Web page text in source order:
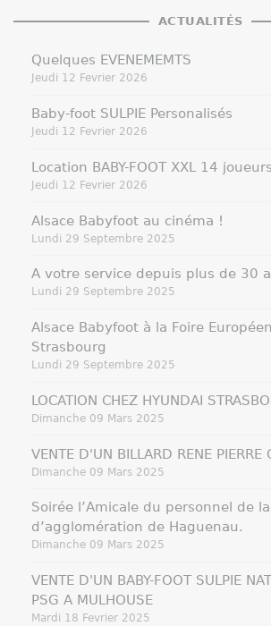
ACTUALITÉS
Quelques EVENEMEMTS
Jeudi 12 Fevrier 2026
Baby-foot SULPIE Personalisés
Jeudi 12 Fevrier 2026
Location BABY-FOOT XXL 14 joueurs
Jeudi 12 Fevrier 2026
Alsace Babyfoot au cinéma !
Lundi 29 Septembre 2025
A votre service depuis plus de 30
Lundi 29 Septembre 2025
Alsace Babyfoot à la Foire
Strasbourg
Lundi 29 Septembre 2025
LOCATION CHEZ HYUNDAI
Dimanche 09 Mars 2025
VENTE D'UN BILLARD RENE PIERRE
Dimanche 09 Mars 2025
Soirée l’Amicale du personnel de
d’agglomération de Haguenau.
Dimanche 09 Mars 2025
VENTE D'UN BABY-FOOT SULPIE
PSG A MULHOUSE
Mardi 18 Fevrier 2025